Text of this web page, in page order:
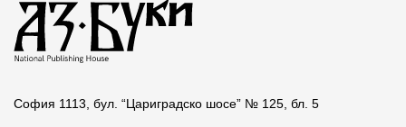
София 1113, бул. “Цариградско шосе” № 125, бл. 5